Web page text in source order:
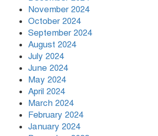
November 2024
October 2024
September 2024
August 2024
July 2024
June 2024
May 2024
April 2024
March 2024
February 2024
January 2024